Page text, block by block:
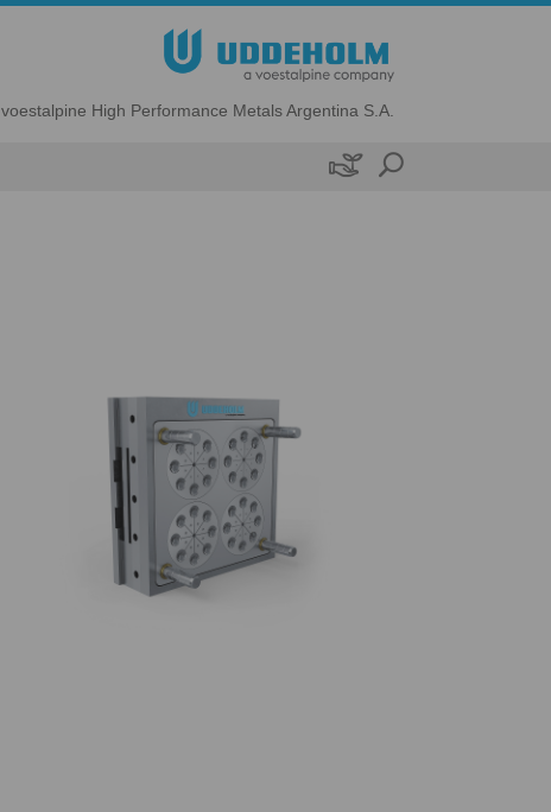
voestalpine High Performance Metals Argentina S.A.
